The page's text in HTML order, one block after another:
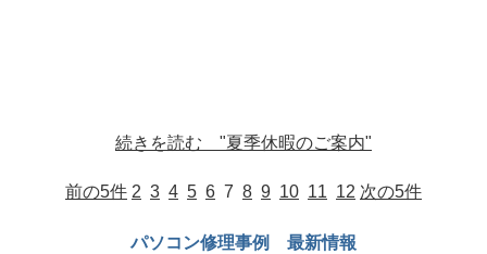
続きを読む "夏季休暇のご案内"
前の5件 2 3 4 5 6 7 8 9 10 11 12 次の5件
パソコン修理事例 最新情報